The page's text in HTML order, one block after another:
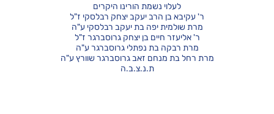
לעלוי נשמת הורינו היקרים
ר' עקיבא בן הרב יעקב יצחק רבלסקי ז"ל
מרת שולמית יפה בת יעקב רבלסקי ע"ה
ר' אליעזר חיים בן יצחק גרוסברגר ז"ל
מרת רבקה בת נפתלי גרוסברגר ע"ה
מרת רחל בת מנחם זאב גרוסברגר שוורץ ע"ה
ת.נ.צ.ב.ה